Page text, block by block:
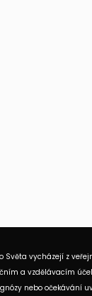
vycházejí z
a vzdělávacím
nebo